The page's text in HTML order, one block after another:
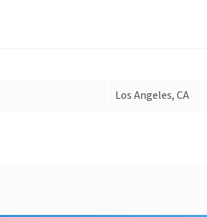
Los Angeles, CA